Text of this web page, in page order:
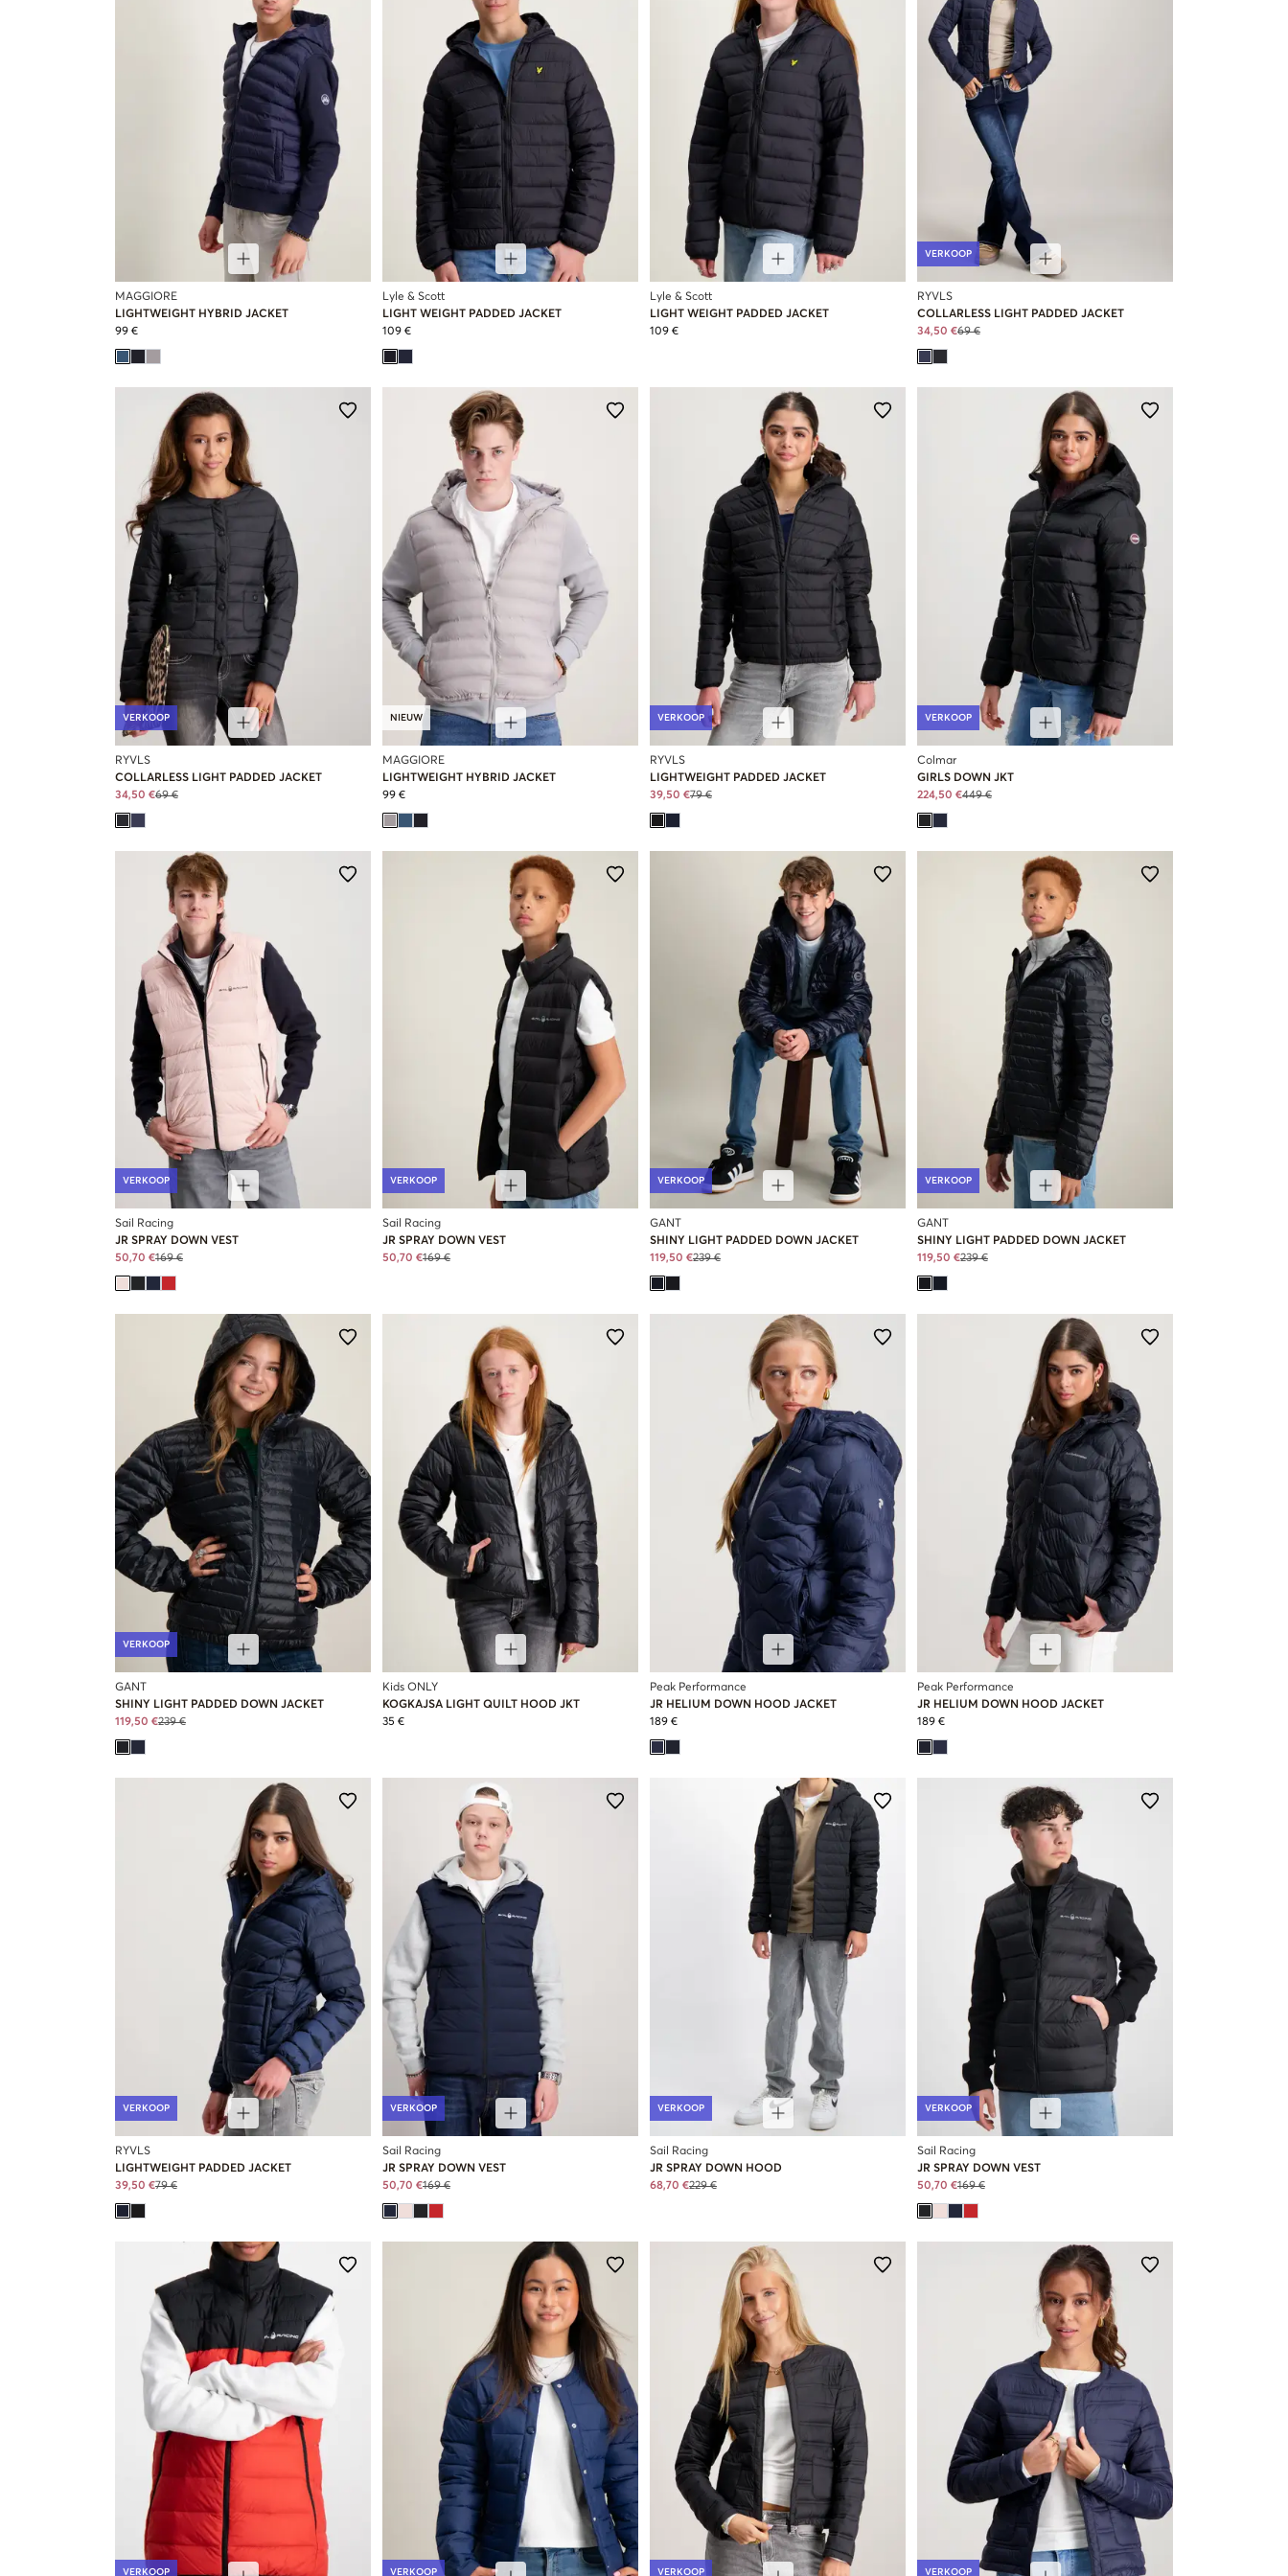
MAGGIORE
LIGHTWEIGHT HYBRID JACKET
99 €
Lyle & Scott
LIGHT WEIGHT PADDED JACKET
109 €
Lyle & Scott
LIGHT WEIGHT PADDED JACKET
109 €
VERKOOP
RYVLS
COLLARLESS LIGHT PADDED JACKET
34,50 €69 €
VERKOOP
RYVLS
COLLARLESS LIGHT PADDED JACKET
34,50 €69 €
NIEUW
MAGGIORE
LIGHTWEIGHT HYBRID JACKET
99 €
VERKOOP
RYVLS
LIGHTWEIGHT PADDED JACKET
39,50 €79 €
VERKOOP
Colmar
GIRLS DOWN JKT
224,50 €449 €
VERKOOP
Sail Racing
JR SPRAY DOWN VEST
50,70 €169 €
VERKOOP
Sail Racing
JR SPRAY DOWN VEST
50,70 €169 €
VERKOOP
GANT
SHINY LIGHT PADDED DOWN JACKET
119,50 €239 €
VERKOOP
GANT
SHINY LIGHT PADDED DOWN JACKET
119,50 €239 €
VERKOOP
GANT
SHINY LIGHT PADDED DOWN JACKET
119,50 €239 €
Kids ONLY
KOGKAJSA LIGHT QUILT HOOD JKT
35 €
Peak Performance
JR HELIUM DOWN HOOD JACKET
189 €
Peak Performance
JR HELIUM DOWN HOOD JACKET
189 €
VERKOOP
RYVLS
LIGHTWEIGHT PADDED JACKET
39,50 €79 €
VERKOOP
Sail Racing
JR SPRAY DOWN VEST
50,70 €169 €
VERKOOP
Sail Racing
JR SPRAY DOWN HOOD
68,70 €229 €
VERKOOP
Sail Racing
JR SPRAY DOWN VEST
50,70 €169 €
VERKOOP VERKOOP VERKOOP VERKOOP